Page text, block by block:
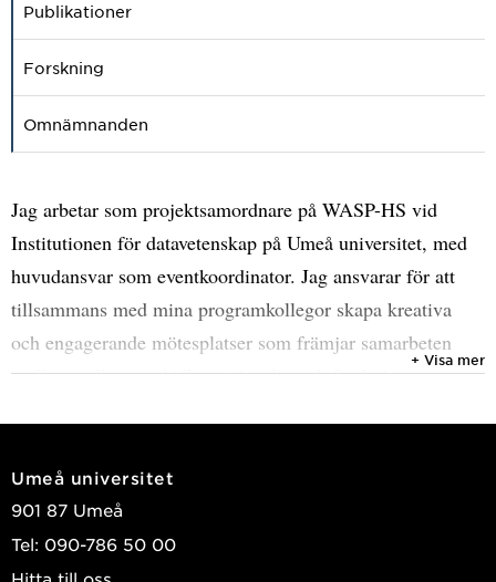
Publikationer
Forskning
Omnämnanden
Jag arbetar som projektsamordnare på WASP-HS vid
Institutionen för datavetenskap på Umeå universitet, med
huvudansvar som eventkoordinator. Jag ansvarar för att
tillsammans med mina programkollegor skapa kreativa
och engagerande mötesplatser som främjar samarbeten
mellan mellan samhälle, näringsliv och forskning inom
kunskap inom humaniora och samhällsvetenskap om
ämnet artificiell intelligens och autonoma system och
vilken påverkan de har på mänsklig och social utveckling.
+ Visa mer
Umeå universitet
901 87 Umeå
Tel: 090-786 50 00